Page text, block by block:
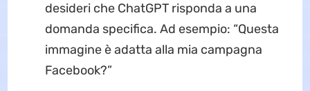
desideri che ChatGPT risponda a una
domanda specifica. Ad esempio: “Questa
immagine è adatta alla mia campagna
Facebook?”